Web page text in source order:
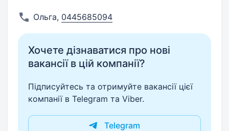
Ольга, 0445685094
Хочете дізнаватися про нові
вакансії в цій компанії?
Підписуйтесь та отримуйте вакансії цієї
компанії в Telegram та Viber.
Telegram